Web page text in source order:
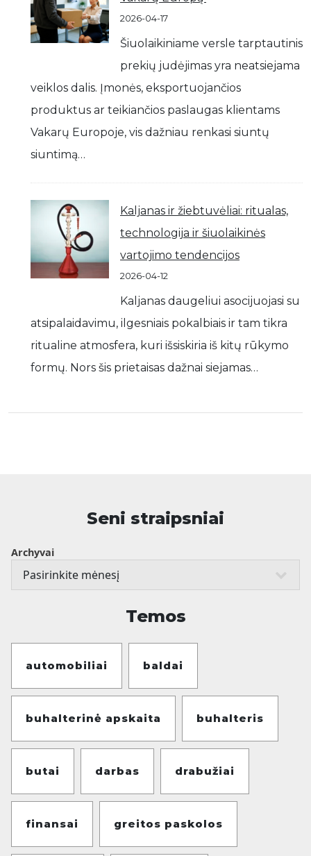
2026-04-17
Šiuolaikiniame versle tarptautinis
prekių judėjimas yra neatsiejama
veiklos dalis. Įmonės, eksportuojančios
produktus ar teikiančios paslaugas klientams
Vakarų Europoje, vis dažniau renkasi siuntų
siuntimą…
Kaljanas ir žiebtuvėliai: ritualas,
technologija ir šiuolaikinės
vartojimo tendencijos
2026-04-12
Kaljanas daugeliui asocijuojasi su
atsipalaidavimu, ilgesniais pokalbiais ir tam tikra
ritualine atmosfera, kuri išsiskiria iš kitų rūkymo
formų. Nors šis prietaisas dažnai siejamas…
Seni straipsniai
Archyvai
Temos
automobiliai baldai
buhalterinė apskaita buhalteris
butai darbas drabužiai
finansai greitos paskolos